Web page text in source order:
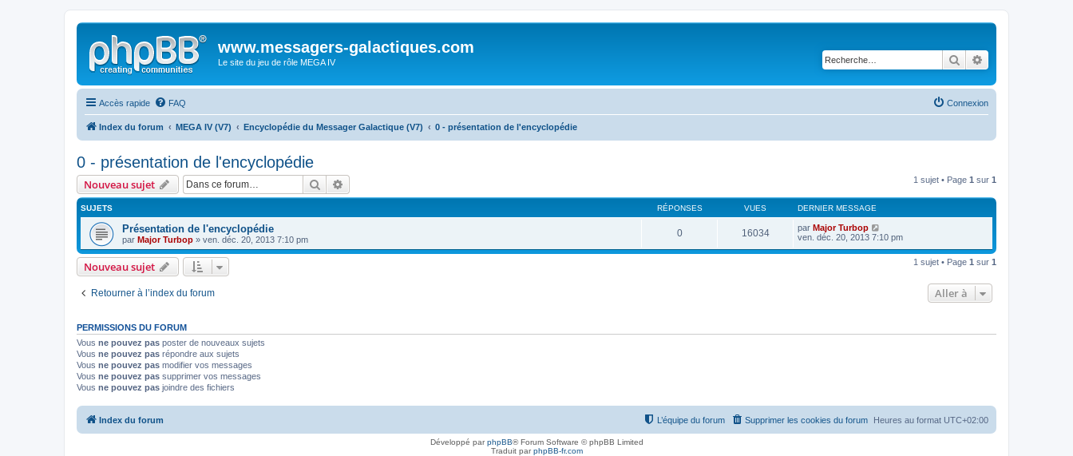
www.messagers-galactiques.com
Le site du jeu de rôle MEGA IV Rechercher
Accès rapide FAQ Connexion
Index du forum MEGA IV (V7) Encyclopédie du Messager Galactique (V7) 0 - présentation de l'encyclopédie
0 - présentation de l'encyclopédie
Nouveau sujet Rechercher 1 sujet • Page 1 sur 1
SUJETS RÉPONSES VUES DERNIER MESSAGE
Présentation de l'encyclopédie
par Major Turbop » ven. déc. 20, 2013 7:10 pm
0 16034 par Major Turbop
ven. déc. 20, 2013 7:10 pm
Nouveau sujet 1 sujet • Page 1 sur 1
Retourner à l’index du forum Aller à
PERMISSIONS DU FORUM
Vous ne pouvez pas poster de nouveaux sujets
Vous ne pouvez pas répondre aux sujets
Vous ne pouvez pas modifier vos messages
Vous ne pouvez pas supprimer vos messages
Vous ne pouvez pas joindre des fichiers
Index du forum Heures au format UTC+02:00
Supprimer les cookies du forum
L’équipe du forum
Développé parphpBB® Forum Software © phpBB Limited
Traduit parphpBB-fr.com